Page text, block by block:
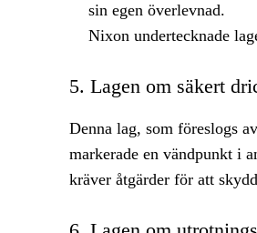
sin egen överlevnad.
Nixon undertecknade
5. Lagen om säkert
Denna lag, som föreslogs
markerade en vändpunkt i
kräver åtgärder för att